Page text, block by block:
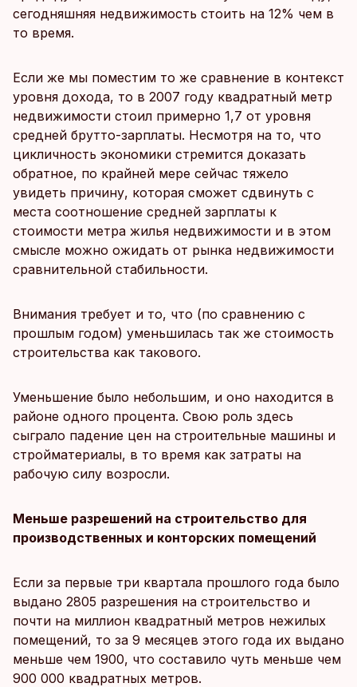
сегодняшняя недвижимость стоить на 12% чем в
то время.
Если же мы поместим то же сравнение в контекст
уровня дохода, то в 2007 году квадратный метр
недвижимости стоил примерно 1,7 от уровня
средней брутто-зарплаты. Несмотря на то, что
цикличность экономики стремится доказать
обратное, по крайней мере сейчас тяжело
увидеть причину, которая сможет сдвинуть с
места соотношение средней зарплаты к
стоимости метра жилья недвижимости и в этом
смысле можно ожидать от рынка недвижимости
сравнительной стабильности.
Внимания требует и то, что (по сравнению с
прошлым годом) уменьшилась так же стоимость
строительства как такового.
Уменьшение было небольшим, и оно находится в
районе одного процента. Свою роль здесь
сыграло падение цен на строительные машины и
стройматериалы, в то время как затраты на
рабочую силу возросли.
Меньше разрешений на строительство для
производственных и конторских помещений
Если за первые три квартала прошлого года было
выдано 2805 разрешения на строительство и
почти на миллион квадратный метров нежилых
помещений, то за 9 месяцев этого года их выдано
меньше чем 1900, что составило чуть меньше чем
900 000 квадратных метров.